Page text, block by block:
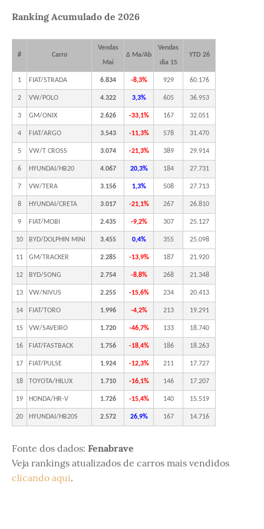
Ranking Acumulado de 2026
# Carro
Vendas
Mai
Δ Ma/Ab
Vendas
dia 15
YTD 26
1 FIAT/STRADA 6.834 -8,3% 929 60.176
2 VW/POLO 4.322 3,3% 605 36.953
3 GM/ONIX 2.626 -33,1% 167 32.051
4 FIAT/ARGO 3.543 -11,3% 578 31.470
5 VW/T CROSS 3.074 -21,3% 389 29.914
6 HYUNDAI/HB20 4.067 20,3% 184 27.731
7 VW/TERA 3.156 1,3% 508 27.713
8 HYUNDAI/CRETA 3.017 -21,1% 267 26.810
9 FIAT/MOBI 2.435 -9,2% 307 25.127
10 BYD/DOLPHIN MINI 3.455 0,4% 355 25.098
11 GM/TRACKER 2.285 -13,9% 187 21.920
12 BYD/SONG 2.754 -8,8% 268 21.348
13 VW/NIVUS 2.255 -15,6% 234 20.413
14 FIAT/TORO 1.996 -4,2% 213 19.291
15 VW/SAVEIRO 1.720 -46,7% 133 18.740
16 FIAT/FASTBACK 1.756 -18,4% 186 18.263
17 FIAT/PULSE 1.924 -12,3% 211 17.727
18 TOYOTA/HILUX 1.710 -16,1% 146 17.207
19 HONDA/HR-V 1.726 -15,4% 140 15.519
20 HYUNDAI/HB20S 2.572 26,9% 167 14.716
Fonte dos dados: Fenabrave
Veja rankings atualizados de carros mais vendidos
clicando aqui.